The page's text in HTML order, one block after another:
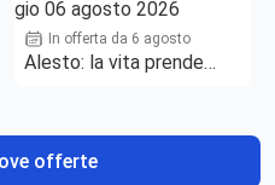
In offerta da 6 agosto
Alesto: la vita prende
offerte